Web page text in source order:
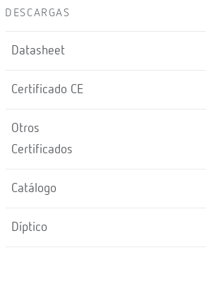
DESCARGAS
Datasheet
Certificado CE
Otros
Certificados
Catálogo
Díptico